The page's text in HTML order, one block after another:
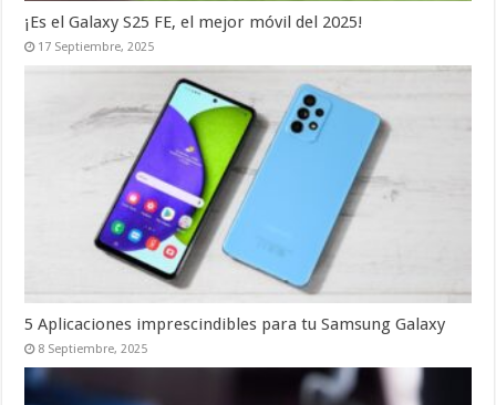
¡Es el Galaxy S25 FE, el mejor móvil del 2025!
17 Septiembre, 2025
5 Aplicaciones imprescindibles para tu Samsung Galaxy
8 Septiembre, 2025